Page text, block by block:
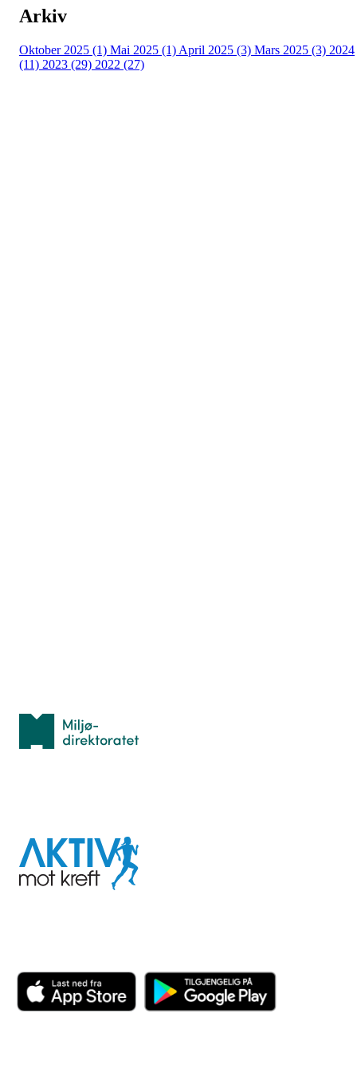
Arkiv
Oktober 2025 (1) Mai 2025 (1) April 2025 (3) Mars 2025 (3) 2024
(11) 2023 (29) 2022 (27)